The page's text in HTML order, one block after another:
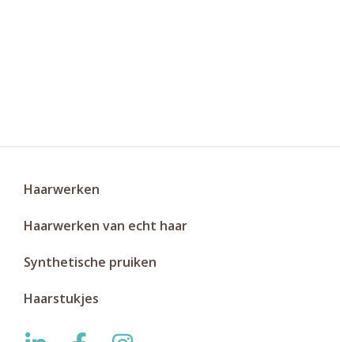
Haarwerken
Haarwerken van echt haar
Synthetische pruiken
Haarstukjes